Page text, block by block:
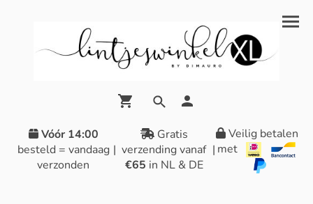
Vóór 14:00
besteld = vandaag
verzonden
|
Gratis
verzending vanaf
€65 in NL & DE
|
Veilig betalen
met